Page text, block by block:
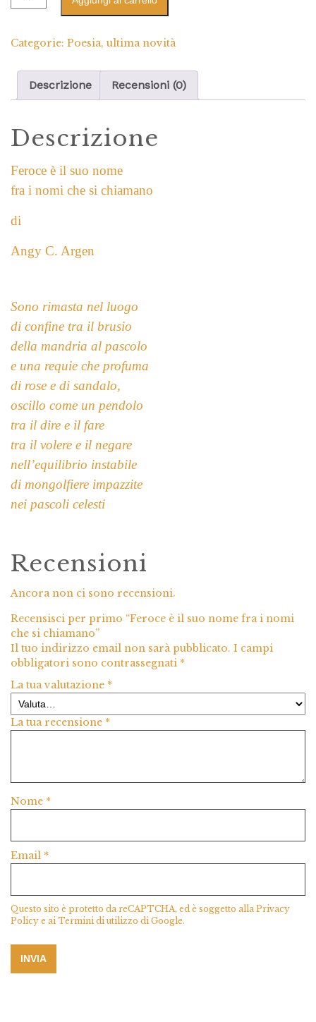
Categorie: Poesia, ultima novità
Descrizione Recensioni (0)
Descrizione
Feroce è il suo nome
fra i nomi che si chiamano
di
Angy C. Argen
Sono rimasta nel luogo
di confine tra il brusio
della mandria al pascolo
e una requie che profuma
di rose e di sandalo,
oscillo come un pendolo
tra il dire e il fare
tra il volere e il negare
nell’equilibrio instabile
di mongolfiere impazzite
nei pascoli celesti
Recensioni
Ancora non ci sono recensioni.
Recensisci per primo “Feroce è il suo nome fra i nomi
che si chiamano”
Il tuo indirizzo email non sarà pubblicato. I campi
obbligatori sono contrassegnati *
La tua valutazione *
La tua recensione *
Nome *
Email *
Questo sito è protetto da reCAPTCHA, ed è soggetto allaPrivacy
Policy e aiTermini di utilizzo di Google.